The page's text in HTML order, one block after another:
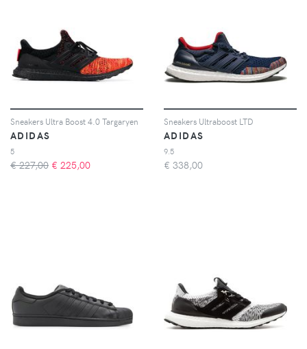
Sneakers Ultra Boost 4.0 Targaryen
ADIDAS
5
€ 227,00 € 225,00
Sneakers Ultraboost LTD
ADIDAS
9.5
€ 338,00